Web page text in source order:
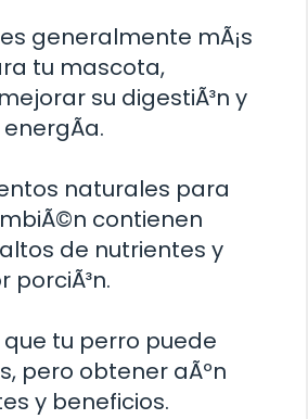
generalmente mÃ¡s
tu mascota,
su digestiÃ³n y
naturales para
contienen
de nutrientes y
porciÃ³n.
que tu perro puede
pero obtener aÃºn
y beneficios.